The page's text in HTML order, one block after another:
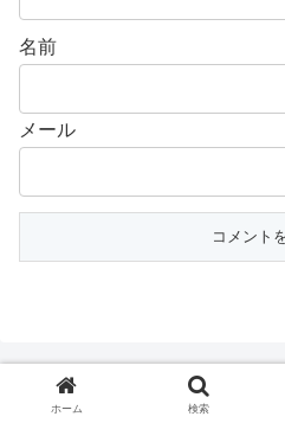
名前
メール
ホーム 検索